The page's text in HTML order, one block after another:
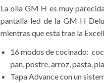
La olla GM H es muy
pantalla led de la GM H
mientras que esta trae la
16 modos de cocinado:
pan, postre, arroz, pasta,
Tapa Advance con un